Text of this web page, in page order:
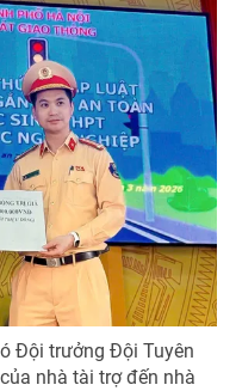
Nam
tử số 483/GP-BTTTT
Phạm Quốc Thắng,
355 932
Đội trưởng Đội Tuyên
nhà tài trợ đến nhà